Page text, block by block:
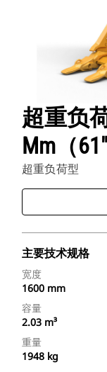
超重负
Mm（61"
超重负荷型
主要技术规格
宽度
1600 mm
容量
2.03 m³
重量
1948 kg